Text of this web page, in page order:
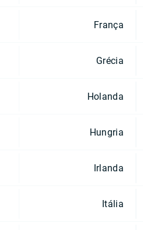
França
Grécia
Holanda
Hungria
Irlanda
Itália